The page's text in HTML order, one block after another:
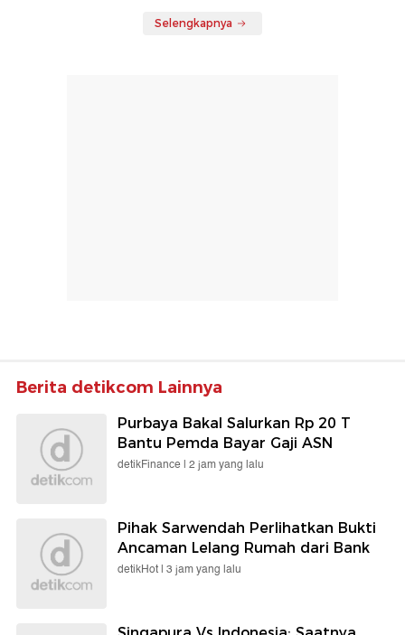
Selengkapnya
Berita detikcom Lainnya
Purbaya Bakal Salurkan Rp 20 T
Bantu Pemda Bayar Gaji ASN
detikFinance | 2 jam yang lalu
Pihak Sarwendah Perlihatkan Bukti
Ancaman Lelang Rumah dari Bank
detikHot | 3 jam yang lalu